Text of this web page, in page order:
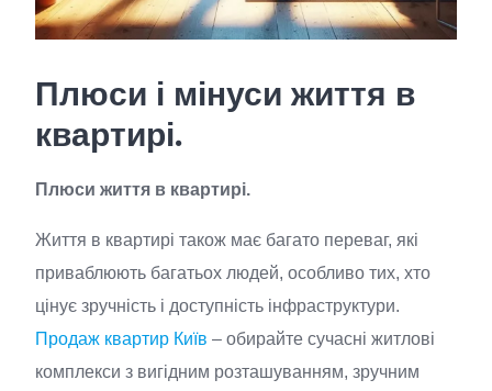
Плюси і мінуси життя в
квартирі.
Плюси життя в квартирі.
Життя в квартирі також має багато переваг, які
приваблюють багатьох людей, особливо тих, хто
цінує зручність і доступність інфраструктури.
Продаж квартир Київ – обирайте сучасні житлові
комплекси з вигідним розташуванням, зручним